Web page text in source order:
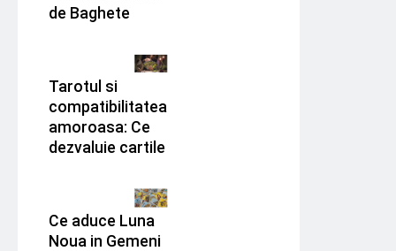
de Baghete
Tarotul si
compatibilitatea
amoroasa: Ce
dezvaluie cartile
Ce aduce Luna
Noua in Gemeni